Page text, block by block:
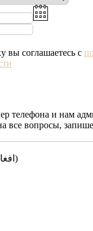
вы соглашаетесь с
телефона и нам
все вопросы,
Afghanistan (افغانستان)